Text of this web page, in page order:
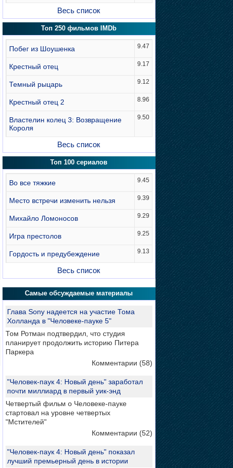
Весь список
Топ 250 фильмов IMDb
Побег из Шоушенка 9.47
Крестный отец 9.17
Темный рыцарь 9.12
Крестный отец 2 8.96
Властелин колец 3: Возвращение
Короля
9.50
Весь список
Топ 100 сериалов
Во все тяжкие 9.45
Место встречи изменить нельзя 9.39
Михайло Ломоносов 9.29
Игра престолов 9.25
Гордость и предубеждение 9.13
Весь список
Самые обсуждаемые материалы
Глава Sony надеется на участие Тома
Холланда в "Человеке-пауке 5"
Том Ротман подтвердил, что студия
планирует продолжить историю Питера
Паркера
Комментарии (58)
"Человек-паук 4: Новый день" заработал
почти миллиард в первый уик-энд
Четвертый фильм о Человеке-пауке
стартовал на уровне четвертых
"Мстителей"
Комментарии (52)
"Человек-паук 4: Новый день" показал
лучший премьерный день в истории